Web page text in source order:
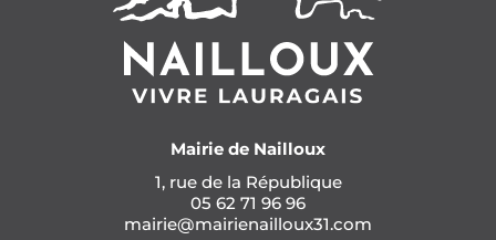
Mairie de Nailloux
1, rue de la République
05 62 71 96 96
mairie@mairienailloux31.com